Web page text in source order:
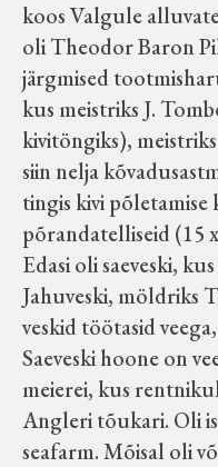
koos Valgule
oli Theodor Baron
järgmised
kus meistriks J.
kivitöngiks),
siin nelja
tingis kivi
põrandatelliseid (15
Edasi oli saeveski,
Jahuveski, möldriks
veskid töötasid
Saeveski hoone on
meierei, kus
Angleri tõukari. Oli
seafarm. Mõisal oli